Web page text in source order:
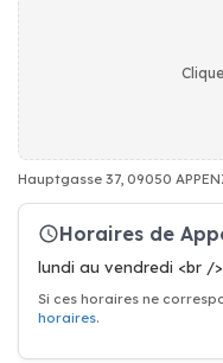
Hauptgasse 37, 09050
Horaires de
lundi au vendredi <br /
Si ces horaires ne
horaires.